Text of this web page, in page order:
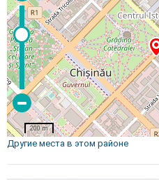
200 m
Другие места в этом районе